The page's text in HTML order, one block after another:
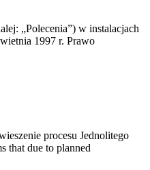
„Polecenia”) w instalacjach
1997 r. Prawo
procesu Jednolitego
that due to planned